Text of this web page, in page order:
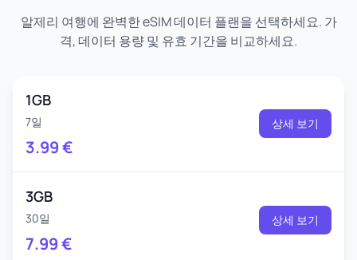
알제리 여행에 완벽한 eSIM 데이터 플랜을 선택하세요. 가
격, 데이터 용량 및 유효 기간을 비교하세요.
1GB
7일
3.99€
상세 보기
3GB
30일
7.99€
상세 보기